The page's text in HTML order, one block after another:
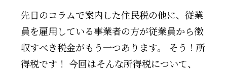
先日のコラムで案内した住民税の他に、従業
員を雇用している事業者の方が従業員から徴
収すべき税金がもう一つあります。 そう！所
得税です！ 今回はそんな所得税について、